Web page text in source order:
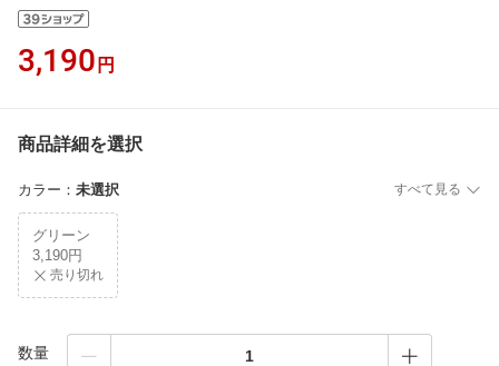
3,190 円
商品詳細を選択
カラー ： 未選択 すべて見る
グリーン
3,190円
売り切れ
数量